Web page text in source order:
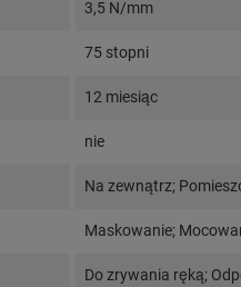
3,5 N/mm
75 stopni
12 miesiąc
nie
Na zewnątrz;
Maskowanie;
Do zrywania ręką;